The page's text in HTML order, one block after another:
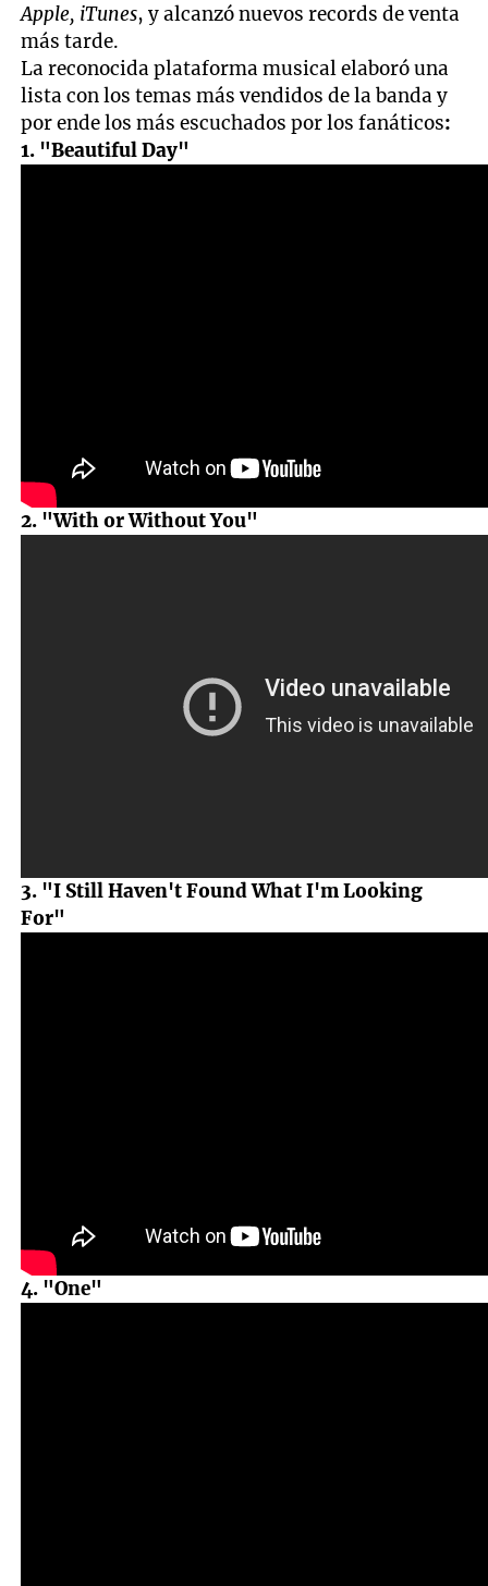
Apple, iTunes, y alcanzó nuevos records de venta
más tarde.
La reconocida plataforma musical elaboró una
lista con los temas más vendidos de la banda y
por ende los más escuchados por los fanáticos:
1. "Beautiful Day"
2. "With or Without You"
3. "I Still Haven't Found What I'm Looking
For"
4. "One"